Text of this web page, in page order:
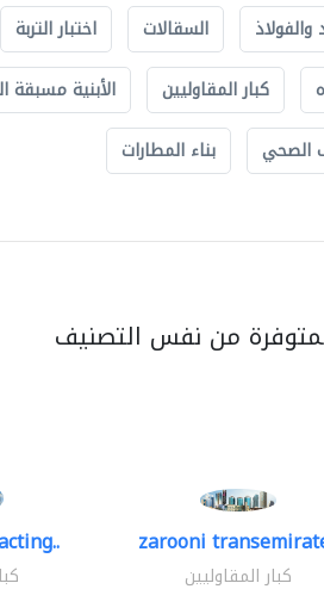
السقالات اختبار التربة
كبار المقاوليين الأبنية مسبقة
الصحي
بناء المطارات
من نفس التصنيف
zarooni
كبار المقاوليين